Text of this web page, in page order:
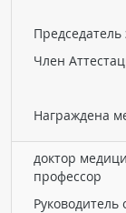
ПОМОЩЬ
Член
Награждена
доктор
профессор